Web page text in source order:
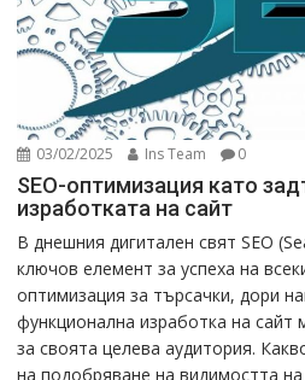
03/02/2025 Ins Team 0
SEO-оптимизация като
изработката на сайт
В днешния дигитален свят SEO
ключов елемент за успеха на
оптимизация за търсачки, дори
функционална изработка на
за своята целева аудитория.
на подобряване на видимостта на